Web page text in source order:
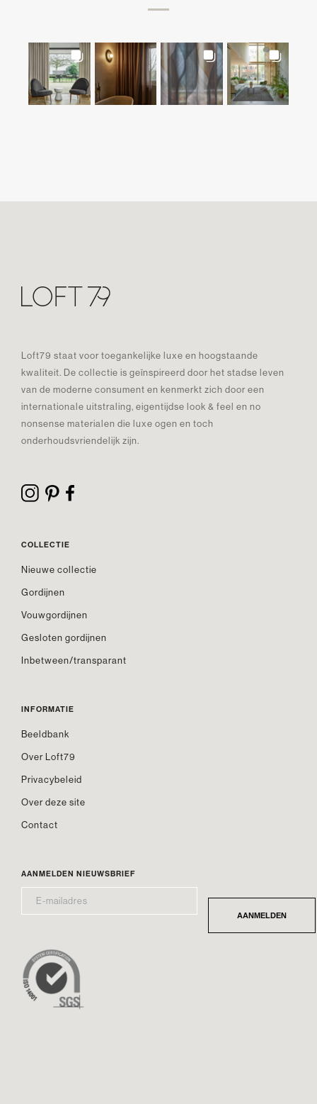
Loft79 staat voor toegankelijke luxe en hoogstaande
kwaliteit. De collectie is geïnspireerd door het stadse leven
van de moderne consument en kenmerkt zich door een
internationale uitstraling, eigentijdse look & feel en no
nonsense materialen die luxe ogen en toch
onderhoudsvriendelijk zijn.
COLLECTIE
Nieuwe collectie
Gordijnen
Vouwgordijnen
Gesloten gordijnen
Inbetween/transparant
INFORMATIE
Beeldbank
Over Loft79
Privacybeleid
Over deze site
Contact
AANMELDEN NIEUWSBRIEF
MAILADRES* AANMELDEN